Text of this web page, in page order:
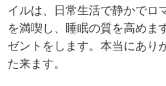
イルは、日常生活で静かでロ
を満喫し、睡眠の質を高めま
ゼントをします。本当にあり
た来ます。